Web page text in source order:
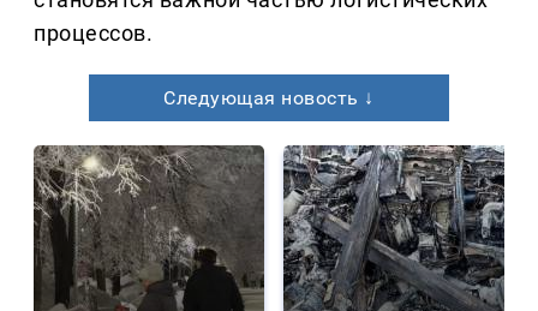
процессов.
Следующая новость ↓